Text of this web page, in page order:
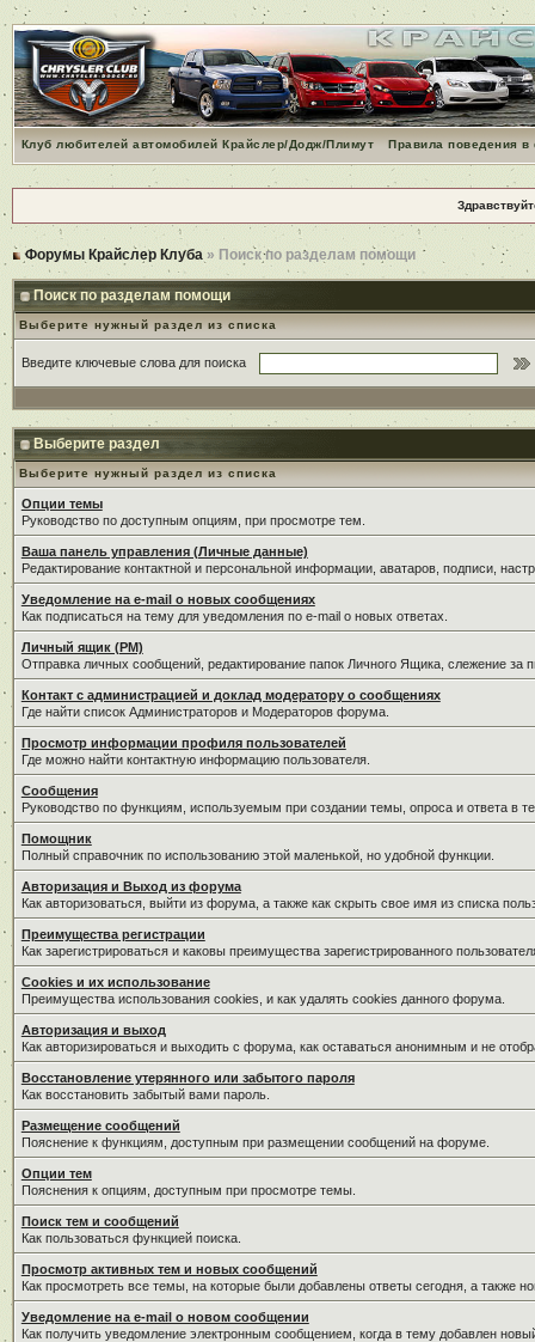
Клуб любителей автомобилей Крайслер/Додж/Плимут Правила поведения
Форумы Крайслер Клуба » Поиск по разделам помощи
Поиск по разделам помощи
Выберите нужный раздел из списка
Введите ключевые слова для поиска
Выберите раздел
Выберите нужный раздел из списка
Опции темы
Руководство по доступным опциям, при просмотре тем.
Ваша панель управления (Личные данные)
Редактирование контактной и персональной информации, аватаров, подписи,
Уведомление на e-mail о новых сообщениях
Как подписаться на тему для уведомления по e-mail о новых ответах.
Личный ящик (PM)
Отправка личных сообщений, редактирование папок Личного Ящика, слежение
Контакт с администрацией и доклад модератору о сообщениях
Где найти список Администраторов и Модераторов форума.
Просмотр информации профиля пользователей
Где можно найти контактную информацию пользователя.
Сообщения
Руководство по функциям, используемым при создании темы, опроса и ответа в
Помощник
Полный справочник по использованию этой маленькой, но удобной функции.
Авторизация и Выход из форума
Как авторизоваться, выйти из форума, а также как скрыть свое имя из списка
Преимущества регистрации
Как зарегистрироваться и каковы преимущества зарегистрированного
Cookies и их использование
Преимущества использования cookies, и как удалять cookies данного форума.
Авторизация и выход
Как авторизироваться и выходить с форума, как оставаться анонимным и не
Восстановление утерянного или забытого пароля
Как восстановить забытый вами пароль.
Размещение сообщений
Пояснение к функциям, доступным при размещении сообщений на форуме.
Опции тем
Пояснения к опциям, доступным при просмотре темы.
Поиск тем и сообщений
Как пользоваться функцией поиска.
Просмотр активных тем и новых сообщений
Как просмотреть все темы, на которые были добавлены ответы сегодня, а также
Уведомление на е-mail о новом сообщении
Как получить уведомление электронным сообщением, когда в тему добавлен